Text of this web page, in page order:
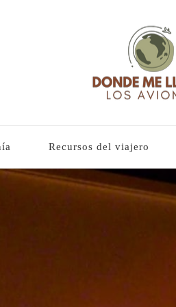
Recursos del viajero